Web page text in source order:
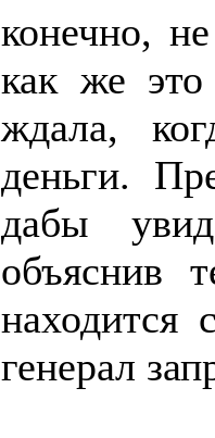
конечно,
как же это
ждала,
деньги.
дабы
объяснив
генерал